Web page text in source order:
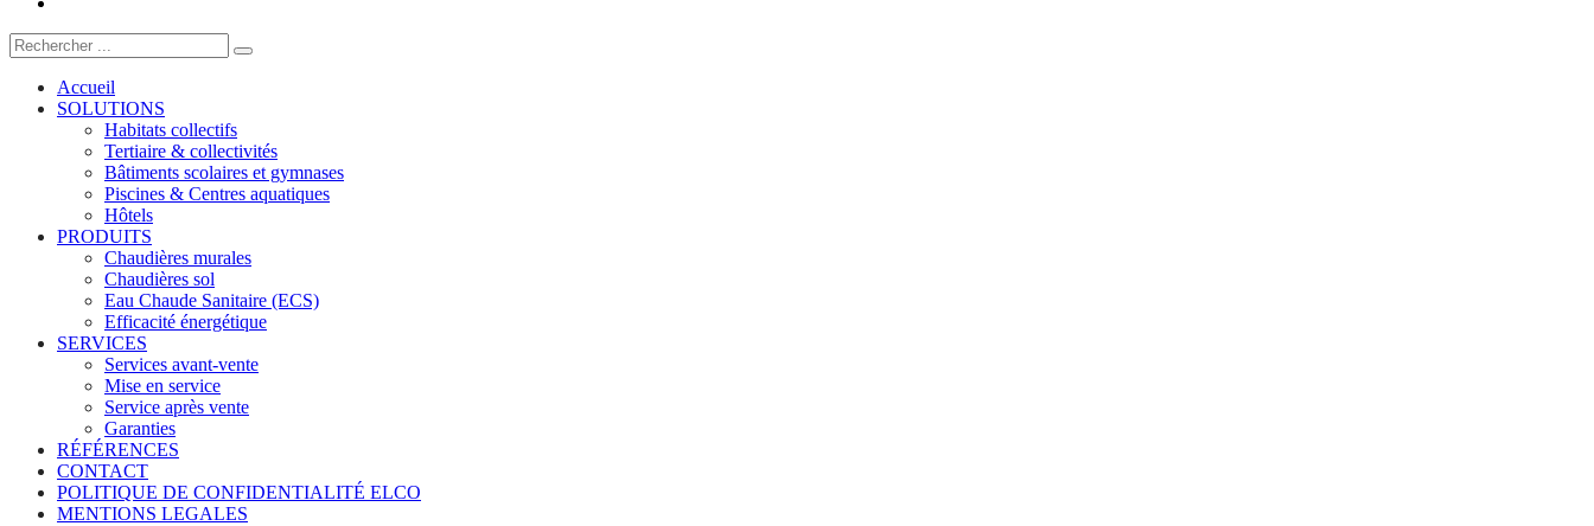
Accueil
SOLUTIONS
Habitats collectifs
Tertiaire & collectivités
Bâtiments scolaires et gymnases
Piscines & Centres aquatiques
Hôtels
PRODUITS
Chaudières murales
Chaudières sol
Eau Chaude Sanitaire (ECS)
Efficacité énergétique
SERVICES
Services avant-vente
Mise en service
Service après vente
Garanties
RÉFÉRENCES
CONTACT
POLITIQUE DE CONFIDENTIALITÉ ELCO
MENTIONS LEGALES